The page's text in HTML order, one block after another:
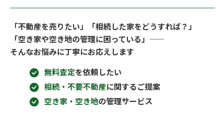
「不動産を売りたい」「相続した家をどうすれば？」
「空き家や空き地の管理に困っている」――
そんなお悩みに丁寧にお応えします
無料査定を依頼したい
相続・不要不動産に関するご提案
空き家・空き地の管理サービス